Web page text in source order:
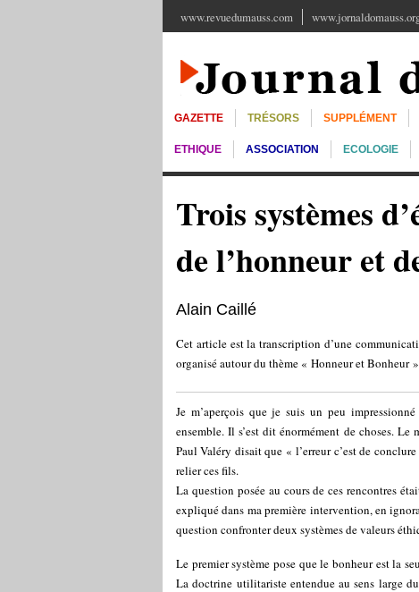
www.revuedumauss.com
GAZETTE TRÉSORS SUPPLÉMENT
ETHIQUE ASSOCIATION ECOLOGIE
Trois systèmes
de l’honneur et
Alain Caillé
Cet article est la transcription d’une
organisé autour du thème « Honneur et Bonheur
Je m’aperçois que je suis un peu
ensemble. Il s’est dit énormément de choses.
Paul Valéry disait que « l’erreur c’est de
relier ces fils.
La question posée au cours de ces rencontres
expliqué dans ma première intervention, en
question confronter deux systèmes de valeurs
Le premier système pose que le bonheur est la
La doctrine utilitariste entendue au sens large